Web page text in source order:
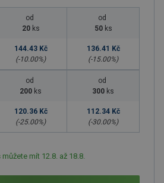
od
20 ks
144.43 Kč
(-10.00%)
od
50 ks
136.41 Kč
(-15.00%)
od
200 ks
120.36 Kč
(-25.00%)
od
300 ks
112.34 Kč
(-30.00%)
mít 12.8. až 18.8.